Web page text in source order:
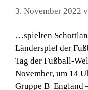
3. November 2022
…spielten
Länderspiel der
Tag der Fußball-
November, um 14
Gruppe B England